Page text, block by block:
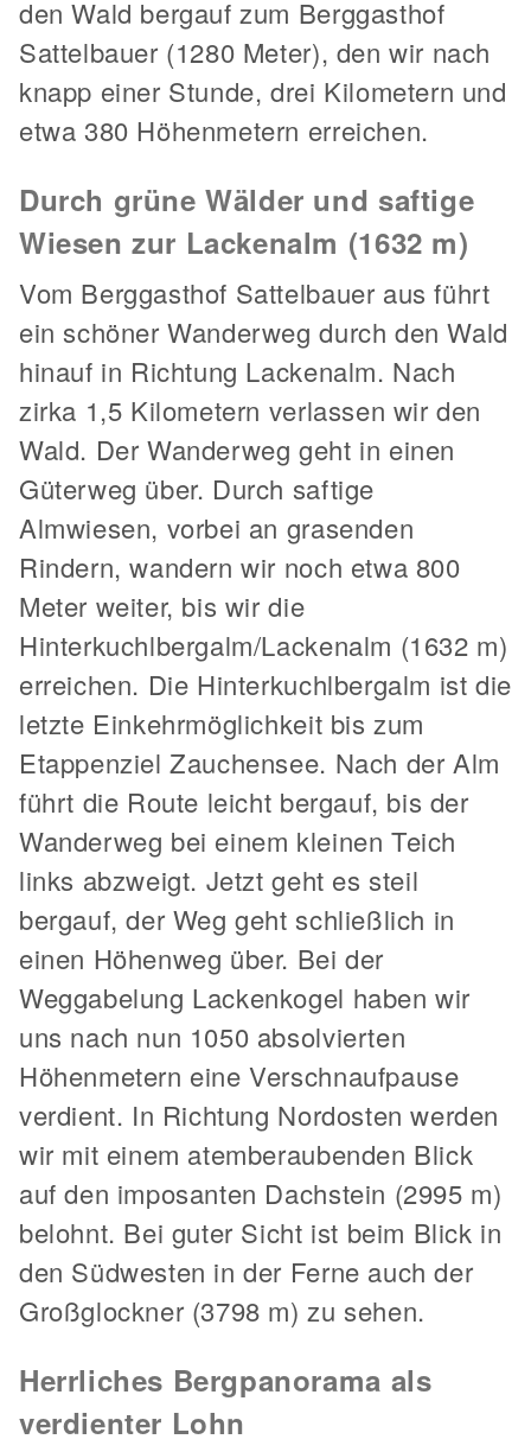
den Wald bergauf zum Berggasthof
Sattelbauer (1280 Meter), den wir nach
knapp einer Stunde, drei Kilometern und
etwa 380 Höhenmetern erreichen.
Durch grüne Wälder und saftige
Wiesen zur Lackenalm (1632 m)
Vom Berggasthof Sattelbauer aus führt
ein schöner Wanderweg durch den Wald
hinauf in Richtung Lackenalm. Nach
zirka 1,5 Kilometern verlassen wir den
Wald. Der Wanderweg geht in einen
Güterweg über. Durch saftige
Almwiesen, vorbei an grasenden
Rindern, wandern wir noch etwa 800
Meter weiter, bis wir die
Hinterkuchlbergalm/Lackenalm (1632 m)
erreichen. Die Hinterkuchlbergalm ist die
letzte Einkehrmöglichkeit bis zum
Etappenziel Zauchensee. Nach der Alm
führt die Route leicht bergauf, bis der
Wanderweg bei einem kleinen Teich
links abzweigt. Jetzt geht es steil
bergauf, der Weg geht schließlich in
einen Höhenweg über. Bei der
Weggabelung Lackenkogel haben wir
uns nach nun 1050 absolvierten
Höhenmetern eine Verschnaufpause
verdient. In Richtung Nordosten werden
wir mit einem atemberaubenden Blick
auf den imposanten Dachstein (2995 m)
belohnt. Bei guter Sicht ist beim Blick in
den Südwesten in der Ferne auch der
Großglockner (3798 m) zu sehen.
Herrliches Bergpanorama als
verdienter Lohn